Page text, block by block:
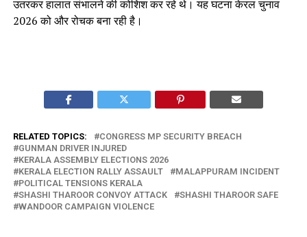
उतरकर हालात संभालने की कोशिश कर रहे थे। यह घटना केरल चुनाव
2026 को और रोचक बना रही है।
RELATED TOPICS:
CONGRESS MP SECURITY BREACH
GUNMAN DRIVER INJURED
KERALA ASSEMBLY ELECTIONS 2026
KERALA ELECTION RALLY ASSAULT
MALAPPURAM INCIDENT
POLITICAL TENSIONS KERALA
SHASHI THAROOR CONVOY ATTACK
SHASHI THAROOR SAFE
WANDOOR CAMPAIGN VIOLENCE